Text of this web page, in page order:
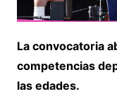
La convocatoria
competencias
las edades.